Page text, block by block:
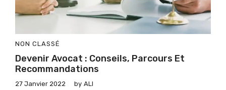
NON CLASSÉ
Devenir Avocat : Conseils, Parcours Et
Recommandations
27 Janvier 2022 by ALI